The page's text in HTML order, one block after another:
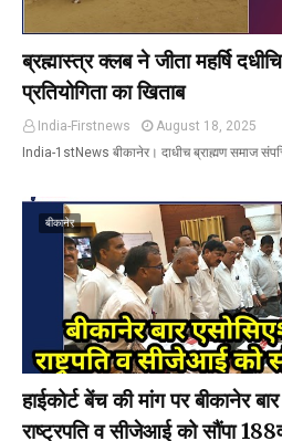
ब्रह्मास्त्र क्लब ने जीता महर्षि
प्रतियोगिता का खिताब
India-Firstnews
August 18, 2025
India-1stNews बीकानेर। दाधीच ब्राह्मण समाज
बीकानेर
हाईकोर्ट बेंच की मांग पर बीकानेर
राष्ट्रपति व सीजेआई को सौंपा